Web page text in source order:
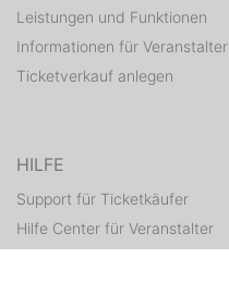
Leistungen und Funktionen
Informationen für Veranstalter
Ticketverkauf anlegen
HILFE
Support für Ticketkäufer
Hilfe Center für Veranstalter